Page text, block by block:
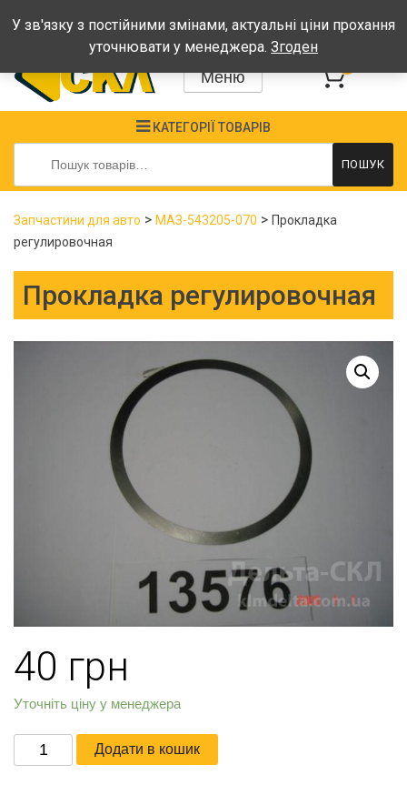
Графік: Пн-Пт: 08:00-17:00, Сб-Нд - вихідні
Меню
КАТЕГОРІЇ ТОВАРІВ
Шукати:
ПОШУК
Запчастини для авто > МАЗ-543205-070 > Прокладка
регулировочная
Прокладка регулировочная
40 грн
Уточніть ціну у менеджера
Прокладка
регулировочная
Додати в кошик
У зв'язку з постійними змінами, актуальні ціни прохання
уточнювати у менеджера. Згоден